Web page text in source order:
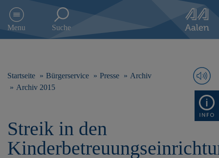
e
Menu Suche
Startseite Bürgerservice Presse
Archiv
Archiv 2015
Streik in den